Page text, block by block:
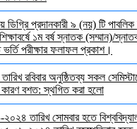
ডিগ্রি প্রদানকারী ৯ (নয়) টি
১ম বর্ষ স্নাতক (সম্মান)/
ভর্তি পরীক্ষার ফলাফল প্রকাশ।
রবিবার অনুষ্ঠিতব্য সকল
কারণ বশত: স্থগিত করা হলো
তারিখ সোমবার হতে